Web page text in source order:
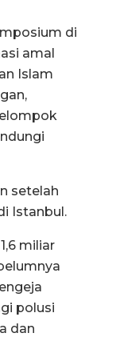
di
amal
Islam
setelah
Istanbul.
miliar
polusi
dan